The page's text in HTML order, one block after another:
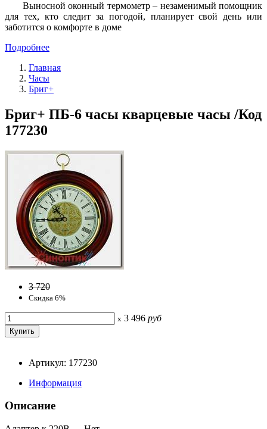
Выносной оконный термометр – незаменимый помощник
для тех, кто следит за погодой, планирует свой день или
заботится о комфорте в доме
Подробнее
Главная
Часы
Бриг+
Бриг+ ПБ-6 часы кварцевые часы /Код
177230
3 720
Скидка 6%
x 3 496 руб
Артикул: 177230
Информация
Описание